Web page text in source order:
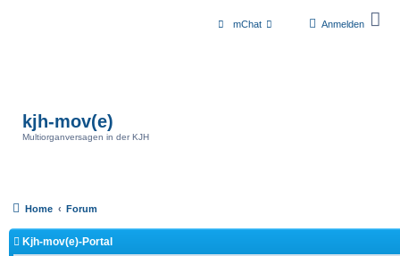
Anmelden
mChat
kjh-mov(e)
Multiorganversagen in der KJH
Home Forum
Kjh-mov(e)-Portal